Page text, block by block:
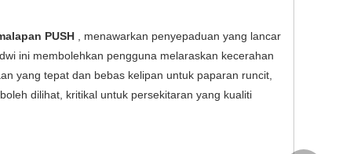
PUSH
, menawarkan penyepaduan yang lancar
ini membolehkan pengguna melaraskan kecerahan
yang tepat dan bebas kelipan untuk paparan runcit,
dilihat, kritikal untuk persekitaran yang kualiti